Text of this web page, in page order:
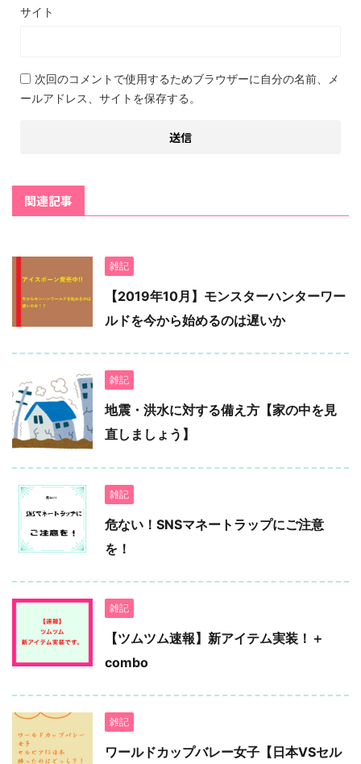
サイト
次回のコメントで使用するためブラウザーに自分の名前、メ
ールアドレス、サイトを保存する。
関連記事
雑記
【2019年10月】モンスターハンターワー
ルドを今から始めるのは遅いか
雑記
地震・洪水に対する備え方【家の中を見
直しましょう】
雑記
危ない！SNSマネートラップにご注意
を！
雑記
【ツムツム速報】新アイテム実装！＋
combo
雑記
ワールドカップバレー女子【日本VSセル